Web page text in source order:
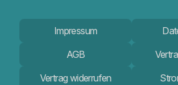
Impressum
AGB
Vertrag widerrufen